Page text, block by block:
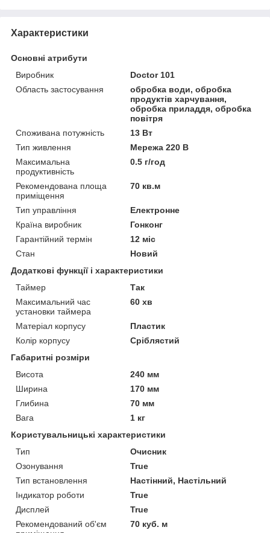
Характеристики
Основні атрибути
Виробник
Doctor 101
Область застосування
обробка води, обробка
продуктів харчування,
обробка приладдя, обробка
повітря
Споживана потужність
13 Вт
Тип живлення
Мережа 220 В
Максимальна
продуктивність
0.5 г/год
Рекомендована площа
приміщення
70 кв.м
Тип управління
Електронне
Країна виробник
Гонконг
Гарантійний термін
12 міс
Стан
Новий
Додаткові функції і характеристики
Таймер
Так
Максимальний час
установки таймера
60 хв
Матеріал корпусу
Пластик
Колір корпусу
Сріблястий
Габаритні розміри
Висота
240 мм
Ширина
170 мм
Глибина
70 мм
Вага
1 кг
Користувальницькі характеристики
Тип
Очисник
Озонування
True
Тип встановлення
Настінний, Настільний
Індикатор роботи
True
Дисплей
True
Рекомендований об'єм
70 куб. м